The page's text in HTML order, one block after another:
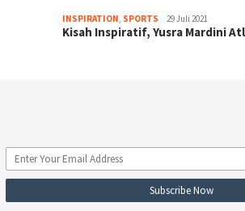
INSPIRATION, SPORTS 29 Juli 2021
Kisah Inspiratif, Yusra Mardini